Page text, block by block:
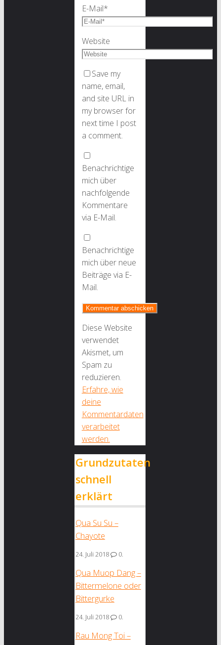
E-Mail*
Website
Save my
name, email,
and site URL in
my browser for
next time I post
a comment.
Benachrichtige
mich über
nachfolgende
Kommentare
via E-Mail.
Benachrichtige
mich über neue
Beiträge via E-
Mail.
Diese Website
verwendet
Akismet, um
Spam zu
reduzieren.
Erfahre, wie
deine
Kommentardaten
verarbeitet
werden.
Grundzutaten
schnell
erklärt
Qua Su Su –
Chayote
24. Juli 2018 0.
Qua Muop Dang –
Bittermelone oder
Bittergurke
24. Juli 2018 0.
Rau Mong Toi –